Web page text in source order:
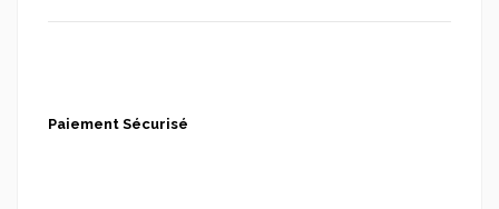
Paiement Sécurisé